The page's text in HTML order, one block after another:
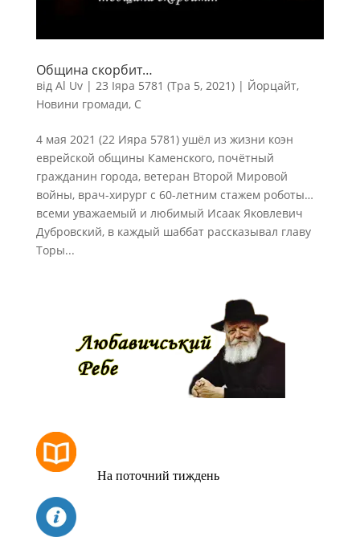
Община скорбит…
від Al Uv| 23 Іяра 5781 (Тра 5, 2021)| Йорцайт,
Новини громади, С
4 мая 2021 (22 Ияра 5781) ушёл из жизни коэн
еврейской общины Каменского, почётный
гражданин города, ветеран Второй Мировой
войны, врач-хирург с 60-летним стажем роботы…
всеми уважаемый и любимый Исаак Яковлевич
Дубровский, в каждый шаббат рассказывал главу
Торы...
На поточний тиждень